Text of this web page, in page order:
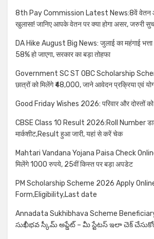
8th Pay Commission Latest News:8वें वेतन
खुलासा! जानिए आपके वेतन पर क्या होगा असर, जरुरी
DA Hike August Big News: जुलाई का महंगाई भत्ता
58% हो जाएगा, सरकार का बड़ा तोहफा
Government SC ST OBC Scholarship
छात्रों को मिलेंगे ₹48,000, जाने आवेदन प्रक्रिया एवं
Good Friday Wishes 2026: परिवार और दोस्तों
CBSE Class 10 Result 2026:Roll Number
मार्कशीट,Result हुआ जारी, यहां से करें चेक
Mahtari Vandana Yojana Paisa Check
मिलेंगे 1000 रुपये, 25वीं किस्त पर बड़ा अपडेट
PM Scholarship Scheme 2026 Apply
Form,Eligibility,Last date
Annadata Sukhibhava Scheme
సుఖీభవ స్కీమ్ అప్డేట్ – మీ స్టేటస్ ఇలా చెక్